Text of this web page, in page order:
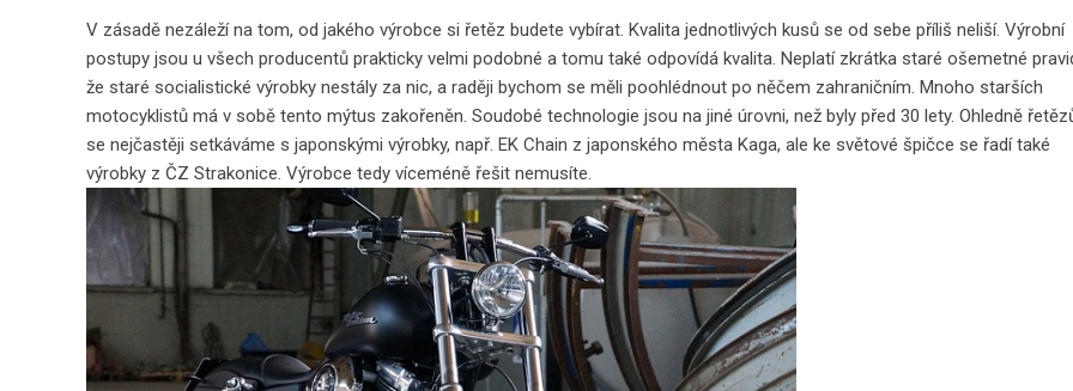
V zásadě nezáleží na tom, od jakého výrobce si řetěz budete vybírat. Kvalita jednotlivých kusů se od sebe příliš neliší. Výrobní
postupy jsou u všech producentů prakticky velmi podobné a tomu také odpovídá kvalita. Neplatí zkrátka staré ošemetné
že staré socialistické výrobky nestály za nic, a raději bychom se měli poohlédnout po něčem zahraničním. Mnoho starších
motocyklistů má v sobě tento mýtus zakořeněn. Soudobé technologie jsou na jiné úrovni, než byly před 30 lety. Ohledně
se nejčastěji setkáváme s japonskými výrobky, např. EK Chain z japonského města Kaga, ale ke světové špičce se řadí také
výrobky z ČZ Strakonice. Výrobce tedy víceméně řešit nemusíte.